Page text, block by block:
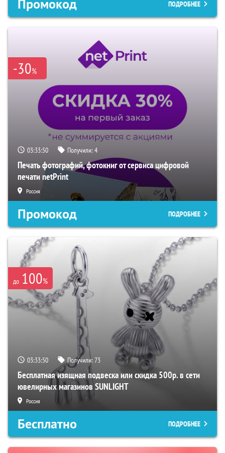
Промокод ПОДРОБНЕЕ
-30%
03:33:49 Получили:4
Печать фотографий, фотокниг от сервиса цифровой
печати netPrint
Россия
Промокод ПОДРОБНЕЕ
до 100%
03:33:49 Получили:73
Бесплатная изящная подвеска или скидка 500р. в сети
ювелирных магазинов SUNLIGHT
Россия
Бесплатно ПОДРОБНЕЕ